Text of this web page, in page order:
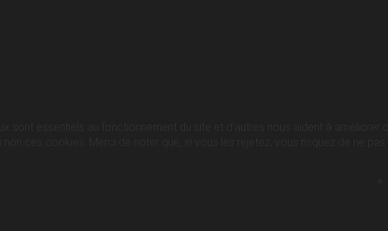
sont essentiels au fonctionnement du site et d’autres nous aident à améliorer
ces cookies. Merci de noter que, si vous les rejetez, vous risquez de ne pas